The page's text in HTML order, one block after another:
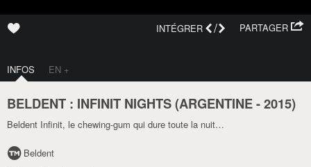
PARTAGER
INTÉGRER /
INFOS EN +
BELDENT : INFINIT NIGHTS (ARGENTINE-2015)
Beldent Infinit, le chewing-gum qui dure toute la nuit…
Beldent